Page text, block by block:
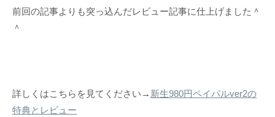
前回の記事よりも突っ込んだレビュー記事に仕上げました＾
＾
詳しくはこちらを見てください→ 新生980円ペイパルver2の
特典とレビュー